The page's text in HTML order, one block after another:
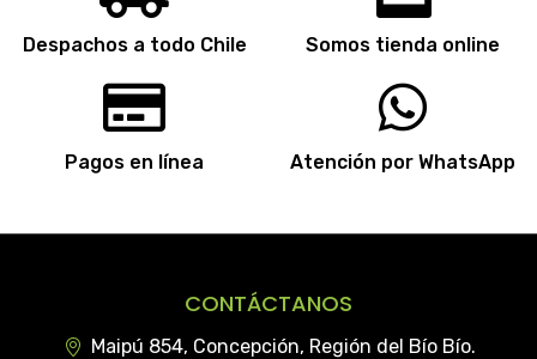
Despachos a todo Chile Somos tienda online
Pagos en línea Atención por WhatsApp
CONTÁCTANOS
Maipú 854, Concepción, Región del Bío Bío.